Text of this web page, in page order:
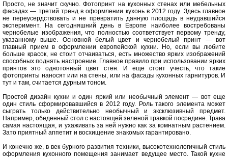
Просто, не значит скучно. Фотопринт на кухонных стенах или мебельных
фасадах — третий тренд в оформлении кухонь в 2012 году. Здесь главное
не переусердствовать и не превратить данную площадь в неудавшийся
эксперимент. На сегодняшний день в Европе наиболее востребованы
чернобелые изображения, что полностью соответствует первому тренду,
указанному выше. Основной белый цвет и чернобелый принт — вот
главный прием в оформлении европейской кухни. Но, если вы любите
больше красок, не стоит отчаиваться, есть множество ярких изображений
способных поднять настроение. Главное правило при использовании ярких
принтов это однотонный цвет стен. И еще стоит учесть, что такие
фотопринты наносят или на стены, или на фасады кухонных гарнитуров. И
тут и там, считается дурным тоном.
Простой дизайн кухни и один яркий или необычный элемент — вот еще
один стиль сформировавшийся в 2012 году. Роль такого элемента может
сыграть только действительно необычный и эксклюзивный предмет.
Например, обеденный стол с настоящей зеленой травкой посредине. Трава
самая настоящая, и ухаживать за ней нужно как за комнатным растением.
Зато приятный аппетит и восхищение знакомых гарантировано.
И конечно же, в век бурного развития техники, высокотехнологичный стиль
оформления кухонного помещения занимает ведущее место. Такой кухне